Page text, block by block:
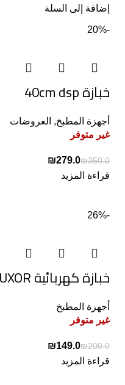
إضافة إلى السلة
-20%
خبازة 40cm dsp
أجهزة المطبخ, العروضات
غير متوفر
₪350.0
₪279.0
قراءة المزيد
-26%
خبازة كهربائية LUXOR
أجهزة المطبخ
غير متوفر
₪200.0
₪149.0
قراءة المزيد